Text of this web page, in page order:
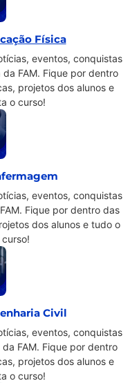
Física
eventos, conquistas
FAM. Fique por dentro
projetos dos alunos e
o curso!
eventos, conquistas
Fique por dentro das
dos alunos e tudo o
Civil
eventos, conquistas
FAM. Fique por dentro
projetos dos alunos e
o curso!